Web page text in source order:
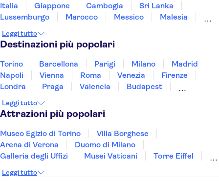
From outside intercontinental
hotel
From outside westin hotel
Sunflower
From outside doubletree hilton
malta
From outside u bistrot
From outside santana hotel
From outside doubletree hilton
Italia
Giappone Cambogia
Sri Lanka
Lussemburgo
Marocco Messico
Malesia
Tunisia
Turchia Vietnam
Leggi tutto
Destinazioni più popolari
Torino Barcellona Parigi Milano
Madrid
Napoli
Vienna Roma Venezia
Firenze
Londra
Praga Valencia
Budapest
Palermo
Leggi tutto
Attrazioni più popolari
Museo Egizio di Torino
Villa Borghese
Arena di Verona
Duomo di Milano
Galleria degli Uffizi
Musei Vaticani
Torre Eiffel
Reggia di Caserta
Teatro alla Scala
Leggi tutto